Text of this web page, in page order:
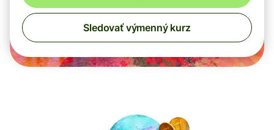
Sledovať výmenný kurz